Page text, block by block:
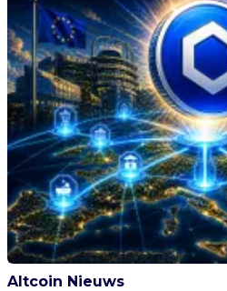
Altcoin Nieuws